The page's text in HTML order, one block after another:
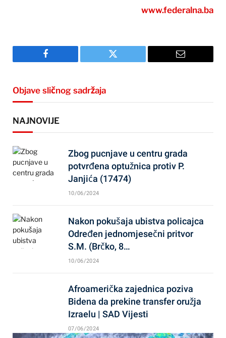
www.federalna.ba
Facebook Twitter Email
Objave sličnog sadržaja
NAJNOVIJE
Zbog pucnjave u centru grada
potvrđena optužnica protiv P.
Janjića (17474)
10/06/2024
Nakon pokušaja ubistva policajca
Određen jednomjesečni pritvor
S.M. (Brčko, 8…
10/06/2024
Afroamerička zajednica poziva
Bidena da prekine transfer oružja
Izraelu | SAD Vijesti
07/06/2024